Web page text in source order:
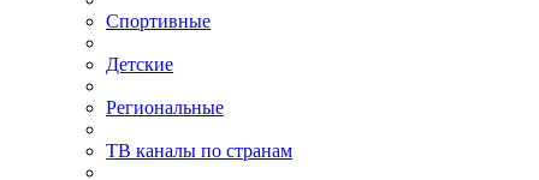
Спортивные
Детские
Региональные
ТВ каналы по странам